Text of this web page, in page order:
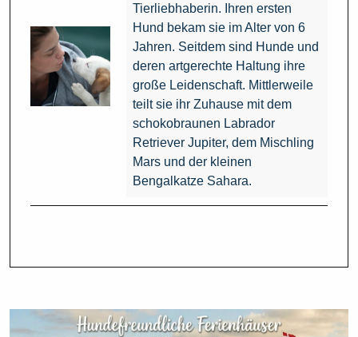
Tierliebhaberin. Ihren ersten
Hund bekam sie im Alter von 6
Jahren. Seitdem sind Hunde und
deren artgerechte Haltung ihre
große Leidenschaft. Mittlerweile
teilt sie ihr Zuhause mit dem
schokobraunen Labrador
Retriever Jupiter, dem Mischling
Mars und der kleinen
Bengalkatze Sahara.